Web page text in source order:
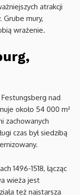
atrakcji
Grube mury,
wrażenie.
nad
około 54 000 m²
zachowanych
czas był siedzibą
1496-1518, łącząc
wieża jest
też najstarsza